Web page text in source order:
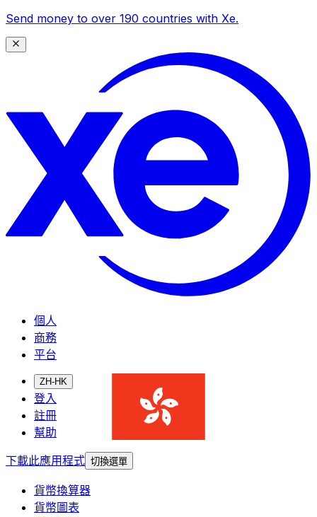
Send money to over 190 countries with Xe.
個人
商務
平台
ZH-HK
登入
註冊
幫助
下載此應用程式 切換選單
貨幣換算器
貨幣圖表